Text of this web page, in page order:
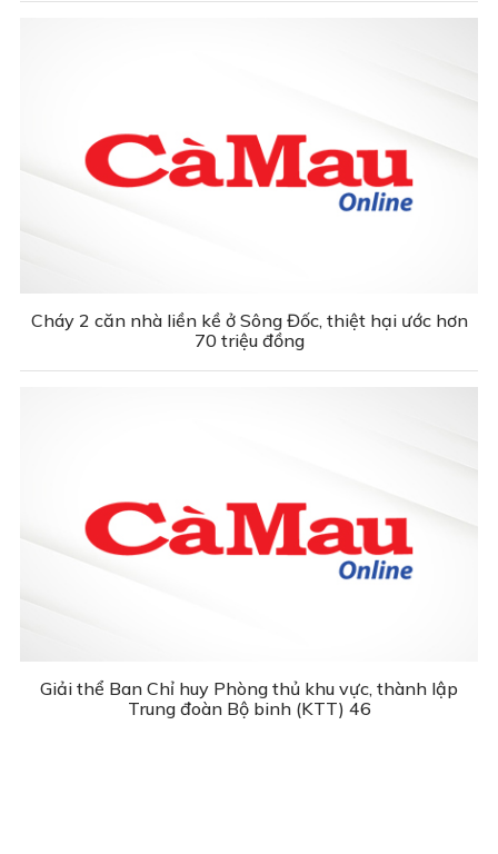
Cháy 2 căn nhà liền kề ở Sông Đốc, thiệt hại ước hơn
70 triệu đồng
Giải thể Ban Chỉ huy Phòng thủ khu vực, thành lập
Trung đoàn Bộ binh (KTT) 46